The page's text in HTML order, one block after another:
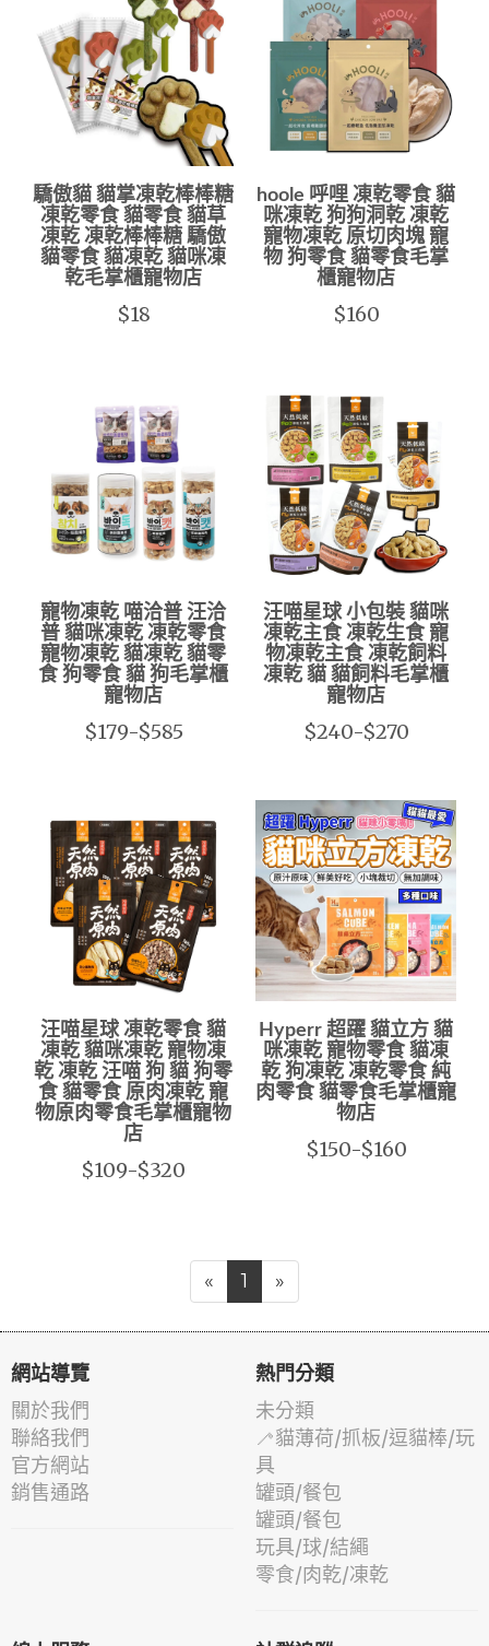
驕傲貓 貓掌凍乾棒棒糖
凍乾零食 貓零食 貓草
凍乾 凍乾棒棒糖 驕傲
貓零食 貓凍乾 貓咪凍
乾毛掌櫃寵物店
$18
hoole 呼哩 凍乾零食 貓
咪凍乾 狗狗洞乾 凍乾
寵物凍乾 原切肉塊 寵
物 狗零食 貓零食毛掌
櫃寵物店
$160
寵物凍乾 喵洽普 汪洽
普 貓咪凍乾 凍乾零食
寵物凍乾 貓凍乾 貓零
食 狗零食 貓 狗毛掌櫃
寵物店
$179-$585
汪喵星球 小包裝 貓咪
凍乾主食 凍乾生食 寵
物凍乾主食 凍乾飼料
凍乾 貓 貓飼料毛掌櫃
寵物店
$240-$270
汪喵星球 凍乾零食 貓
凍乾 貓咪凍乾 寵物凍
乾 凍乾 汪喵 狗 貓 狗零
食 貓零食 原肉凍乾 寵
物原肉零食毛掌櫃寵物
店
$109-$320
Hyperr 超躍 貓立方 貓
咪凍乾 寵物零食 貓凍
乾 狗凍乾 凍乾零食 純
肉零食 貓零食毛掌櫃寵
物店
$150-$160
« 1 »
網站導覽
關於我們
聯絡我們
官方網站
銷售通路
熱門分類
未分類
🦯貓薄荷/抓板/逗貓棒/玩
具
罐頭/餐包
罐頭/餐包
玩具/球/結繩
零食/肉乾/凍乾